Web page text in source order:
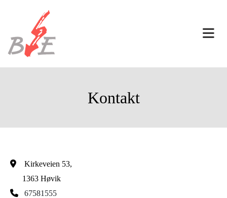
Kontakt
 Kirkeveien 53,
1363 Høvik
 67581555